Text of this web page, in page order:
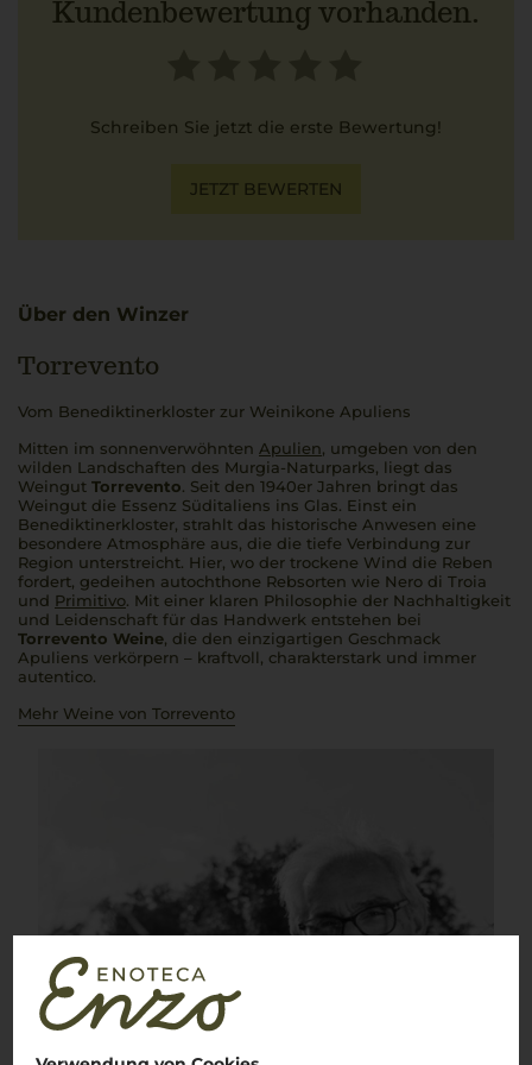
Kundenbewertung vorhanden.
Schreiben Sie jetzt die erste Bewertung!
JETZT BEWERTEN
Über den Winzer
Torrevento
Vom Benediktinerkloster zur Weinikone Apuliens
Mitten im sonnenverwöhnten Apulien, umgeben von den
wilden Landschaften des Murgia-Naturparks, liegt das
Weingut Torrevento. Seit den 1940er Jahren bringt das
Weingut die Essenz Süditaliens ins Glas. Einst ein
Benediktinerkloster, strahlt das historische Anwesen eine
besondere Atmosphäre aus, die die tiefe Verbindung zur
Region unterstreicht. Hier, wo der trockene Wind die Reben
fordert, gedeihen autochthone Rebsorten wie Nero di Troia
und Primitivo. Mit einer klaren Philosophie der Nachhaltigkeit
und Leidenschaft für das Handwerk entstehen bei
Torrevento Weine, die den einzigartigen Geschmack
Apuliens verkörpern – kraftvoll, charakterstark und immer
autentico.
Mehr Weine von Torrevento